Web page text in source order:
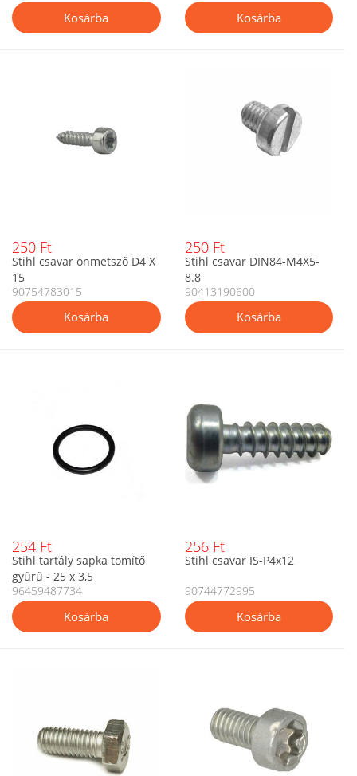
250 Ft
Stihl csavar önmetsző D4 X
15
90754783015
250 Ft
Stihl csavar DIN84-M4X5-
8.8
90413190600
254 Ft
Stihl tartály sapka tömítő
gyűrű - 25 x 3,5
96459487734
256 Ft
Stihl csavar IS-P4x12
90744772995